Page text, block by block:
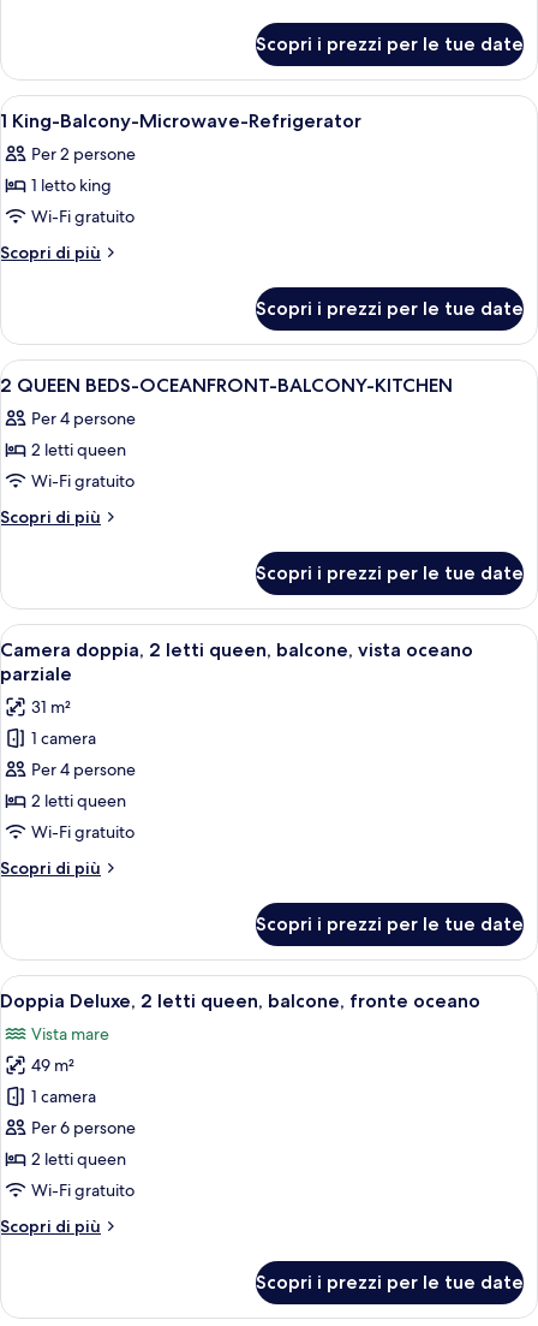
OCEANFRONT-
BALCONY-
KITCHEN
KING
ROOM-
OCEANFRONT-
BALCONY-
KITCHEN
Scopri i prezzi per le tue date
Apri
tutte
le
foto
per
1
Microwave-
Refrigerator
Una camera d'albergo con un letto,
6
1 King-Balcony-Microwave-Refrigerator
Per 2 persone
1 letto king
Wi-Fi gratuito
Scopri di più
Altri
King-
Balcony-
Microwave-
Scopri i prezzi per le tue date
Apri
tutte
le
foto
per
2
OCEANFRONT-
BALCONY-
KITCHEN
Camera d'albergo con un letto, una
26
2 QUEEN BEDS-OCEANFRONT-BALCONY-KITCHEN
Per 4 persone
2 letti queen
Wi-Fi gratuito
Scopri di più
Altri
QUEEN
BEDS-
OCEANFRONT-
BALCONY-
KITCHEN
Scopri i prezzi per le tue date
Apri
tutte
le
foto
per
Camera
doppia,
2
letti
queen,
vista
oceano
parziale
Una camera d'albergo con una
4
Camera doppia, 2 letti queen, balcone, vista oceano
parziale
31 m²
1 camera
Per 4 persone
2 letti queen
Wi-Fi gratuito
Scopri di più
Altri
doppia,
letti
queen,
balcone,
vista
oceano
parziale
Scopri i prezzi per le tue date
Apri
tutte
le
foto
per
Doppia
Deluxe,
2
queen,
oceano
Una cucina moderna con
10
Doppia Deluxe, 2 letti queen, balcone, fronte oceano
Vista mare
49 m²
1 camera
Per 6 persone
2 letti queen
Wi-Fi gratuito
Scopri di più
Altri
Deluxe,
Scopri i prezzi per le tue date